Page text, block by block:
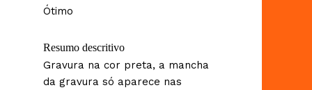
Ótimo
Resumo descritivo
Gravura na cor preta, a mancha
da gravura só aparece nas